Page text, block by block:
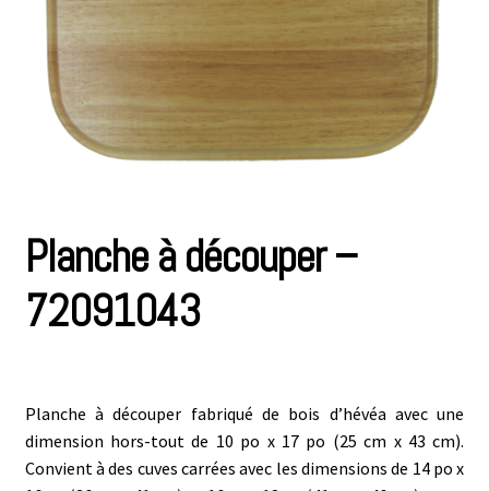
Where to Buy
Planche à découper –
72091043
Planche à découper fabriqué de bois d’hévéa avec une
dimension hors-tout de 10 po x 17 po (25 cm x 43 cm).
Convient à des cuves carrées avec les dimensions de 14 po x